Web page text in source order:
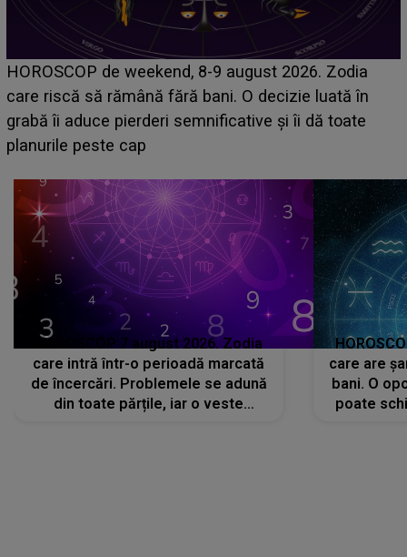
Emanuel a ținut ACEST DETALIU ASCUNS până
acum! În fața Alexandrei, concurentul din Casa Iubirii
face o MĂRTURISIRE NEAȘTEPTATĂ despre mama
sa: "I-am spus și ei în față, eu nu te iubesc pentru
HOROSCOP 7 august 2026. Zodia
care intră într-o perioadă marcată
de încercări. Problemele se adună
din toate părțile, iar o veste
care are
bani. O
poate